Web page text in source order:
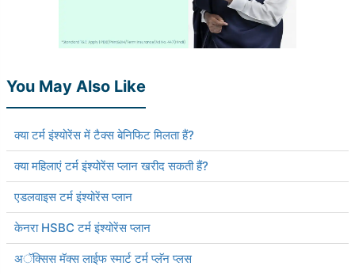
You May Also Like
क्या टर्म इंश्योरेंस में टैक्स बेनिफिट मिलता हैं?
क्या महिलाएं टर्म इंश्योरेंस प्लान खरीद सकती हैं?
एडलवाइस टर्म इंश्योरेंस प्लान
केनरा HSBC टर्म इंश्योरेंस प्लान
अॅक्सिस मॅक्स लाईफ स्मार्ट टर्म प्लॅन प्लस